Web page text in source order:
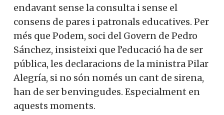
endavant sense la consulta i sense el
consens de pares i patronals educatives. Per
més que Podem, soci del Govern de Pedro
Sánchez, insisteixi que l’educació ha de ser
pública, les declaracions de la ministra Pilar
Alegría, si no són només un cant de sirena,
han de ser benvingudes. Especialment en
aquests moments.